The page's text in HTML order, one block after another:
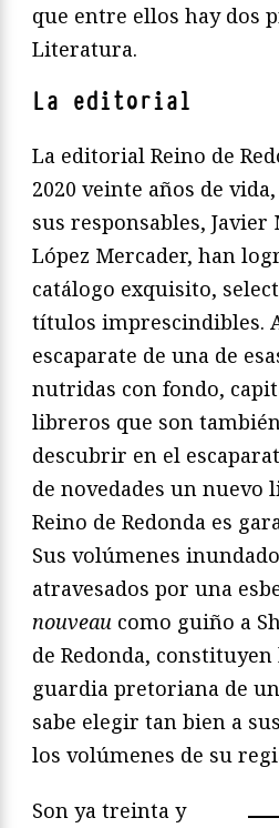
que entre ellos hay dos
Literatura.
La editorial
La editorial Reino de
2020 veinte años de
sus responsables, Javier
López Mercader, han
catálogo exquisito,
títulos imprescindibles.
escaparate de una de
nutridas con fondo,
libreros que son
descubrir en el
de novedades un
Reino de Redonda es
Sus volúmenes
atravesados por una
nouveau como guiño a
de Redonda,
guardia pretoriana de
sabe elegir tan bien a
los volúmenes de su
Son ya treinta y